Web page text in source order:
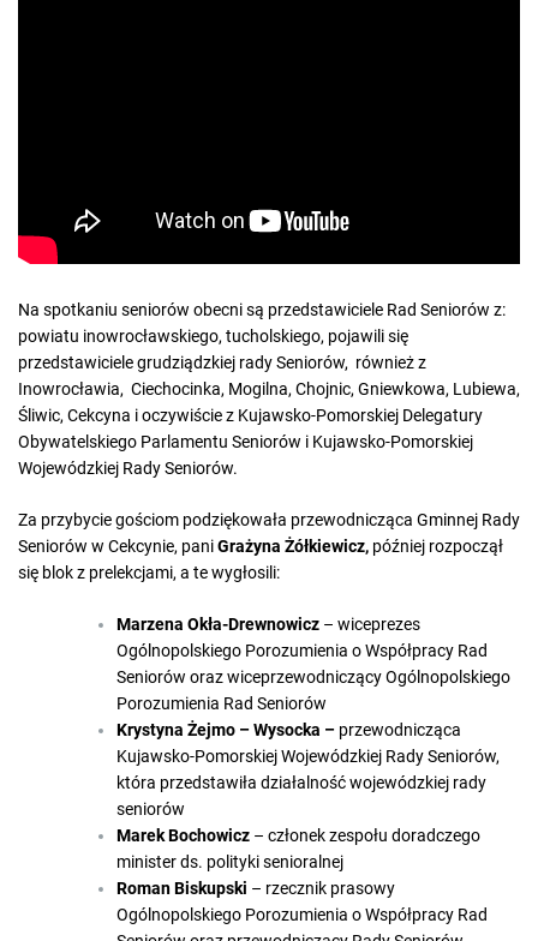
Na spotkaniu seniorów obecni są przedstawiciele Rad Seniorów z:
powiatu inowrocławskiego, tucholskiego, pojawili się
przedstawiciele grudziądzkiej rady Seniorów, również z
Inowrocławia, Ciechocinka, Mogilna, Chojnic, Gniewkowa, Lubiewa,
Śliwic, Cekcyna i oczywiście z Kujawsko-Pomorskiej Delegatury
Obywatelskiego Parlamentu Seniorów i Kujawsko-Pomorskiej
Wojewódzkiej Rady Seniorów.
Za przybycie gościom podziękowała przewodnicząca Gminnej Rady
Seniorów w Cekcynie, paniGrażyna Żółkiewicz, później rozpoczął
się blok z prelekcjami, a te wygłosili:
Marzena Okła-Drewnowicz – wiceprezes
Ogólnopolskiego Porozumienia o Współpracy Rad
Seniorów oraz wiceprzewodniczący Ogólnopolskiego
Porozumienia Rad Seniorów
Krystyna Żejmo – Wysocka – przewodnicząca
Kujawsko-Pomorskiej Wojewódzkiej Rady Seniorów,
która przedstawiła działalność wojewódzkiej rady
seniorów
Marek Bochowicz – członek zespołu doradczego
minister ds. polityki senioralnej
Roman Biskupski – rzecznik prasowy
Ogólnopolskiego Porozumienia o Współpracy Rad